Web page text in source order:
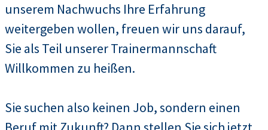
unserem Nachwuchs Ihre Erfahrung
weitergeben wollen, freuen wir uns darauf,
Sie als Teil unserer Trainermannschaft
Willkommen zu heißen.
Sie suchen also keinen Job, sondern einen